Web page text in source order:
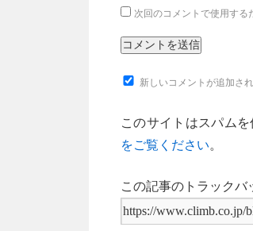
次回のコメントで使用する
新しいコメントが追加さ
このサイトはスパムを
をご覧ください。
この記事のトラックバ